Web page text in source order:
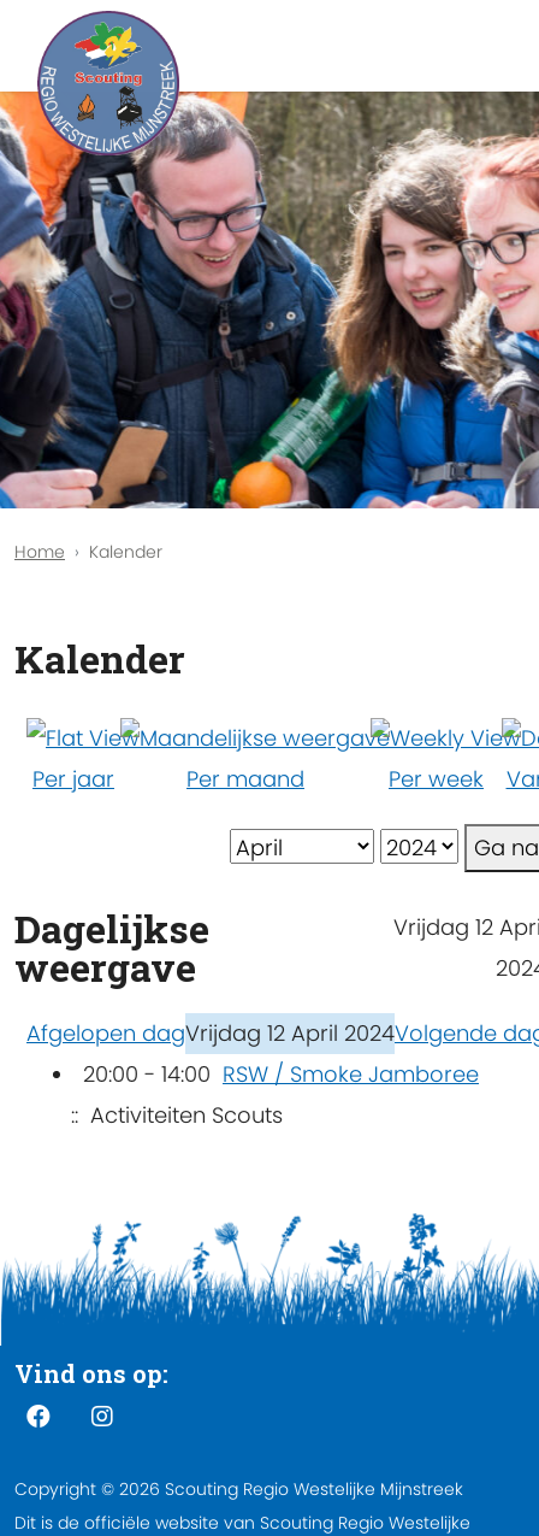
Home Kalender
Kalender
Per jaar Per maand Per week
Ga
Dagelijkse
weergave
Vrijdag 12
Afgelopen dagVrijdag 12 April 2024Volgende
20:00 - 14:00 RSW / Smoke Jamboree
:: Activiteiten Scouts
Vind ons op:
Copyright © 2026 Scouting Regio Westelijke Mijnstreek
Dit is de officiële website van Scouting Regio Westelijke